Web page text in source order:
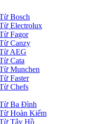
Bosch
Electrolux
Fagor
Canzy
AEG
Cata
Munchen
Faster
Chefs
Ba Đình
Hoàn Kiếm
Tây Hồ